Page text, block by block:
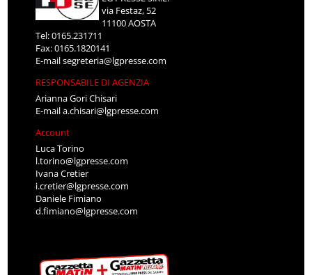
via Festaz, 52
11100 AOSTA
Tel: 0165.231711
Fax: 0165.1820141
E-mailsegreteria@lgpresse.com
RESPONSABILE DI AGENZIA
Arianna Gori Chisari
E-maila.chisari@lgpresse.com
Account
Luca Torino
l.torino@lgpresse.com
Ivana Cretier
i.cretier@lgpresse.com
Daniele Fimiano
d.fimiano@lgpresse.com